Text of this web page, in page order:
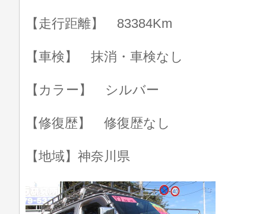
【走行距離】 83384Km
【車検】 抹消・車検なし
【カラー】 シルバー
【修復歴】 修復歴なし
【地域】神奈川県